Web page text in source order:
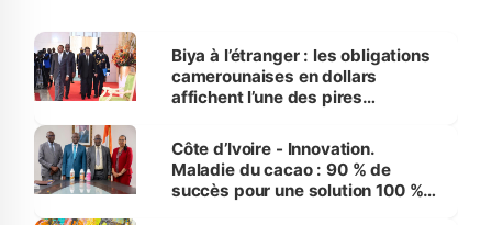
Biya à l’étranger : les obligations
camerounaises en dollars
affichent l’une des pires
Côte d’Ivoire - Innovation.
Maladie du cacao : 90 % de
succès pour une solution 100 %